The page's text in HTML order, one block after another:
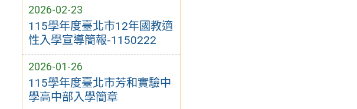
2026-02-23
115學年度臺北市12年國教適
性入學宣導簡報-1150222
2026-01-26
115學年度臺北市芳和實驗中
學高中部入學簡章